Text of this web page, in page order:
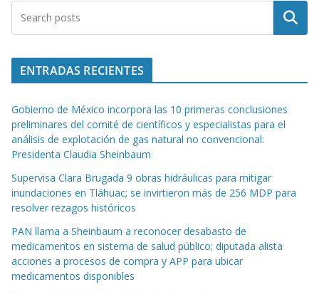
Buscar
ENTRADAS RECIENTES
Gobierno de México incorpora las 10 primeras conclusiones
preliminares del comité de científicos y especialistas para el
análisis de explotación de gas natural no convencional:
Presidenta Claudia Sheinbaum
Supervisa Clara Brugada 9 obras hidráulicas para mitigar
inundaciones en Tláhuac; se invirtieron más de 256 MDP para
resolver rezagos históricos
PAN llama a Sheinbaum a reconocer desabasto de
medicamentos en sistema de salud público; diputada alista
acciones a procesos de compra y APP para ubicar
medicamentos disponibles